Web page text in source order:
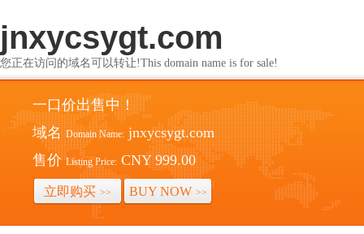
jnxycsygt.com
您正在访问的域名可以转让!This domain name is for sale!
一口价出售中！
域名 Domain Name: jnxycsygt.com
售价 Listing Price: CNY 999.00
立即购买 >> BUY NOW >>